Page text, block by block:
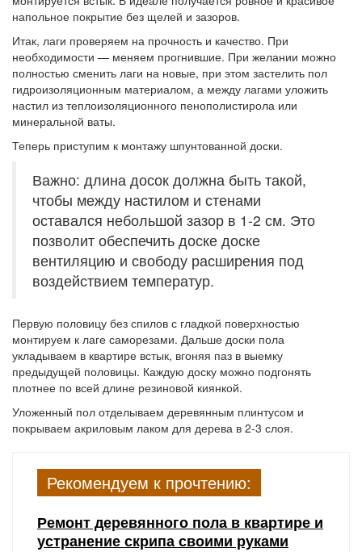
напольное покрытие без щелей и зазоров.
Итак, лаги проверяем на прочность и качество. При
необходимости — меняем прогнившие. При желании можно
полностью сменить лаги на новые, при этом застелить пол
гидроизоляционным материалом, а между лагами уложить
настил из теплоизоляционного пенополистирола или
минеральной ваты.
Теперь приступим к монтажу шпунтованной доски.
Важно: длина досок должна быть такой,
чтобы между настилом и стенами
оставался небольшой зазор в 1-2 см. Это
позволит обеспечить доске доске
вентиляцию и свободу расширения под
воздействием температур.
Первую половицу без спилов с гладкой поверхностью
монтируем к лаге саморезами. Дальше доски пола
укладываем в квартире встык, вгоняя паз в выемку
предыдущей половицы. Каждую доску можно подгонять
плотнее по всей длине резиновой киянкой.
Уложенный пол отделываем деревянным плинтусом и
покрываем акриловым лаком для дерева в 2-3 слоя.
Рекомендуем к прочтению:
Ремонт деревянного пола в квартире и
устранение скрипа своими руками